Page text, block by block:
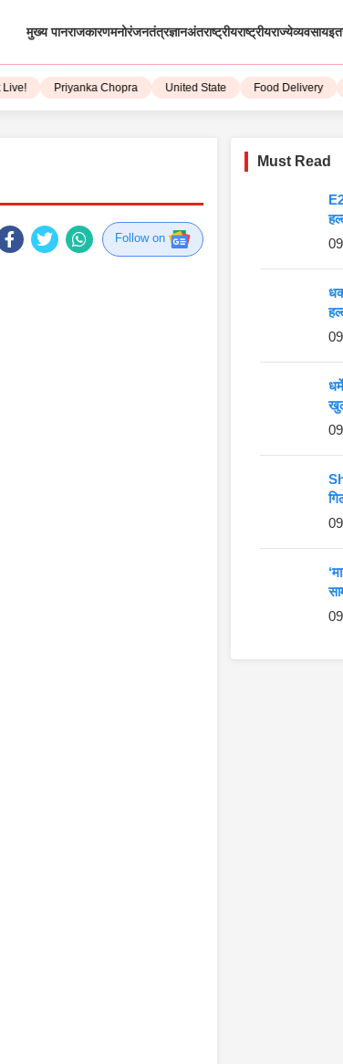
मुख्य पानराजकारणमनोरंजनतंत्रज्ञानअंतराष्ट्रीयराष्ट्रीयराज्येव्यवसाय
Priyanka Chopra United State Food Delivery
Follow on
Must Read